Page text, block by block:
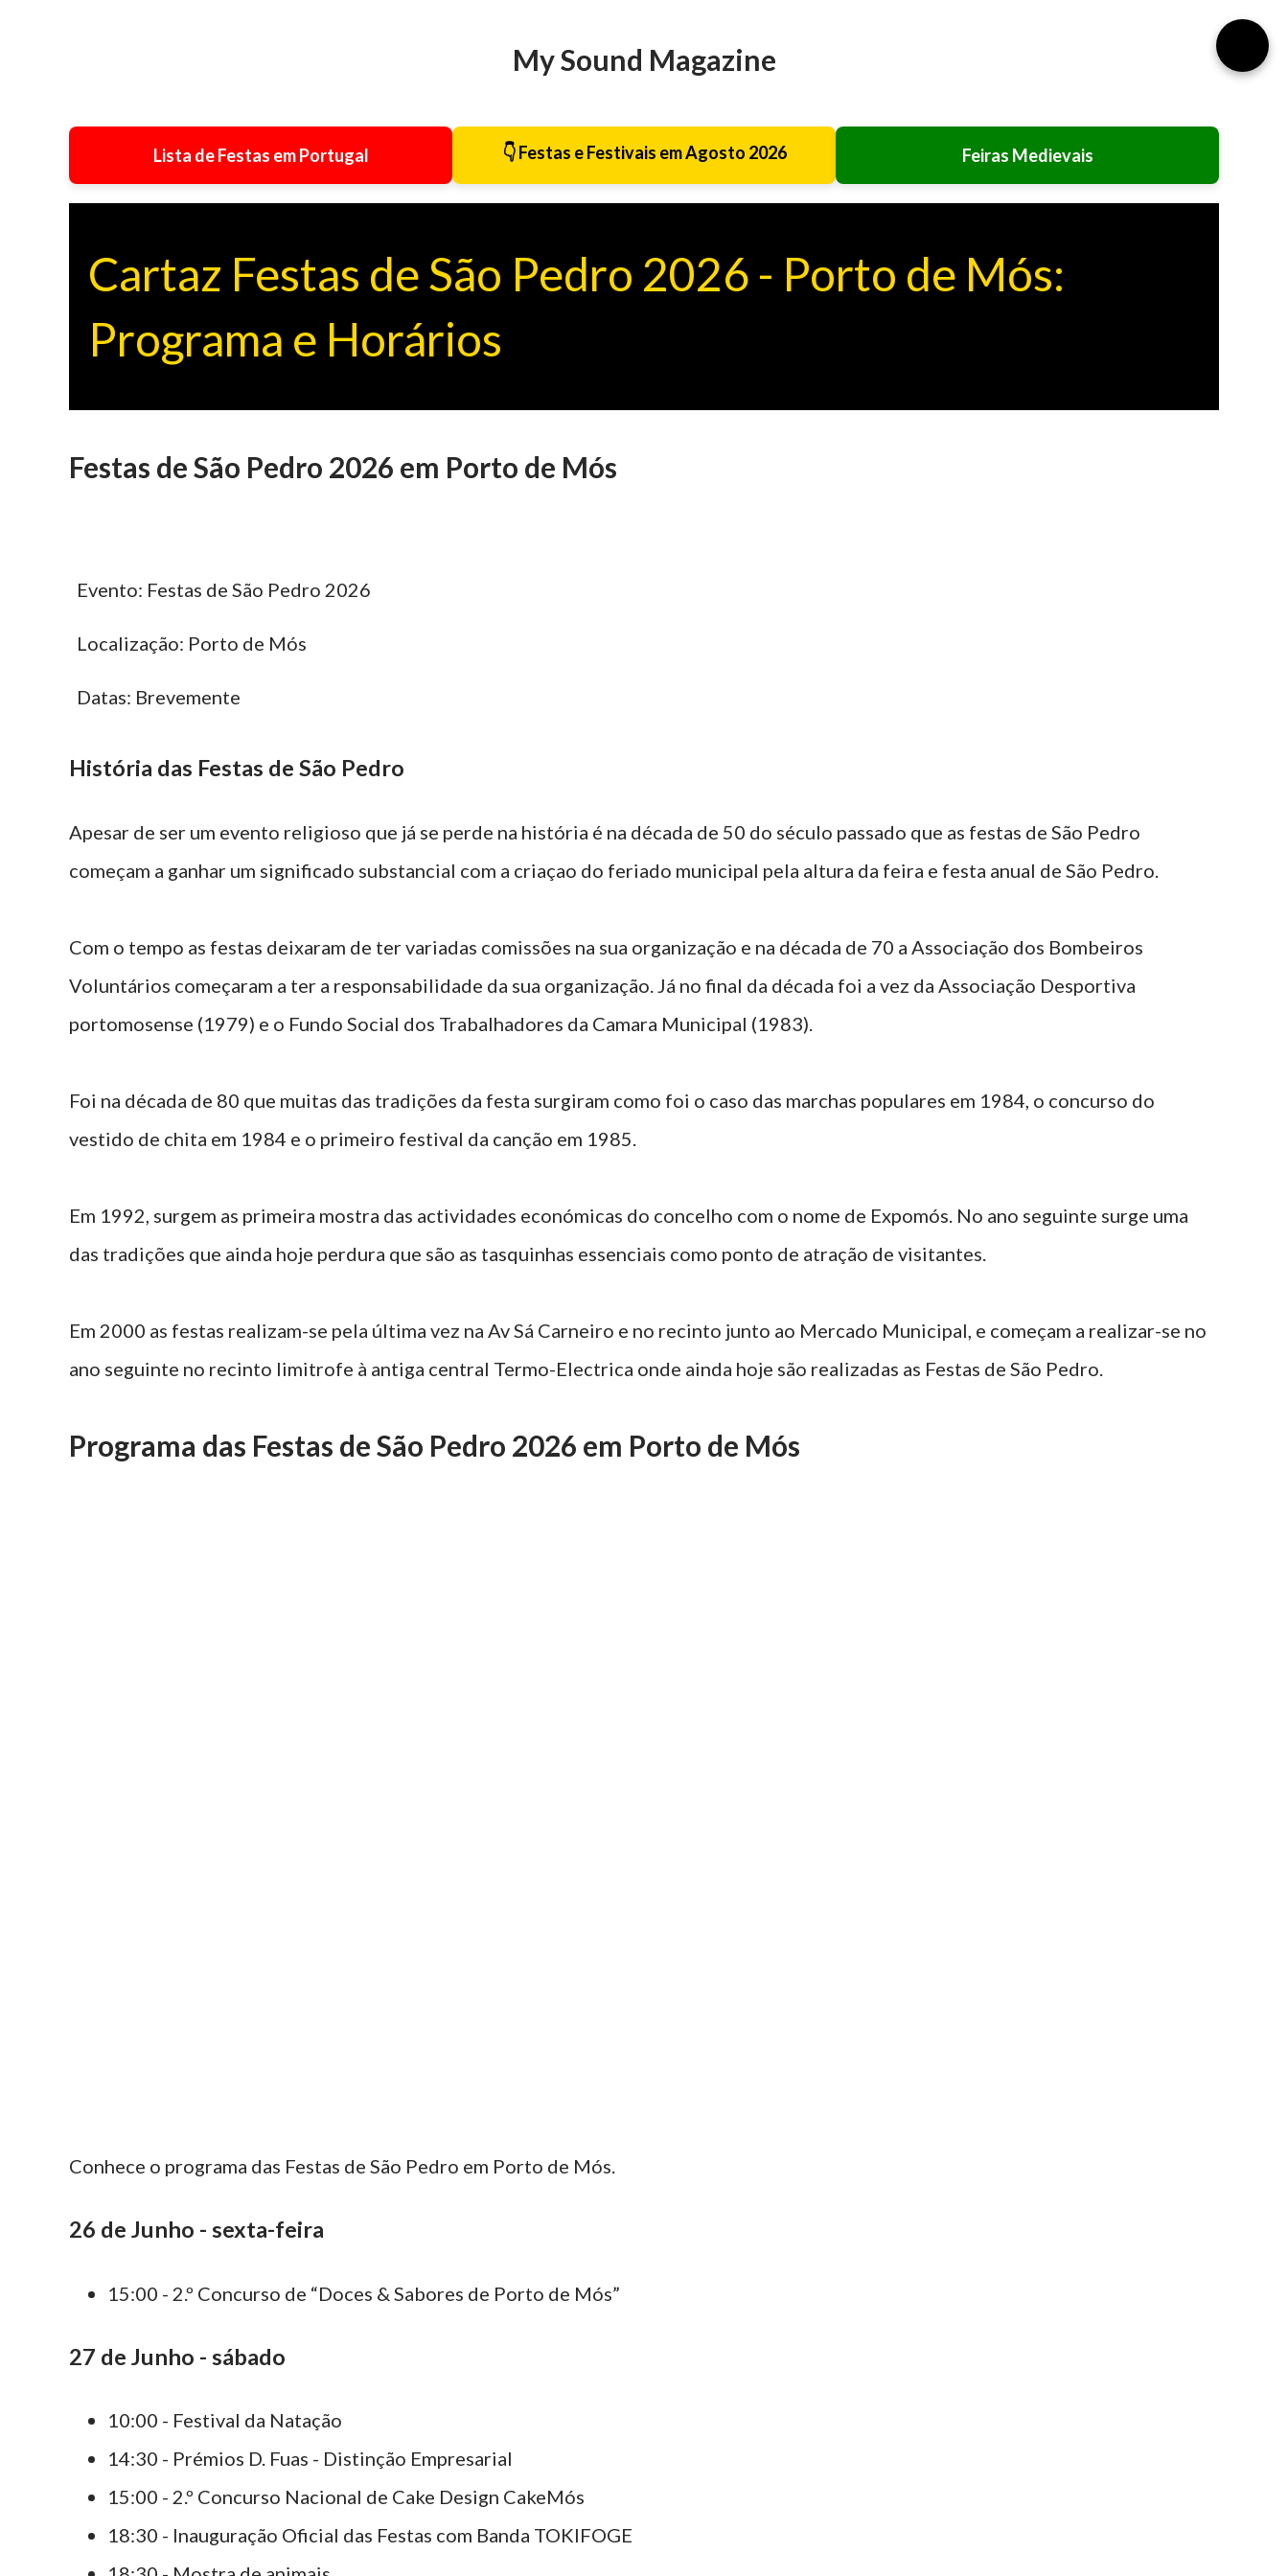
My Sound Magazine
Lista de Festas em Portugal 👇 Festas e Festivais em Agosto 2026 Feiras Medievais
Cartaz Festas de São Pedro 2026 - Porto de Mós:
Programa e Horários
Festas de São Pedro 2026 em Porto de Mós
Evento: Festas de São Pedro 2026
Localização: Porto de Mós
Datas: Brevemente
História das Festas de São Pedro
Apesar de ser um evento religioso que já se perde na história é na década de 50 do século passado que as festas de São Pedro
começam a ganhar um significado substancial com a criaçao do feriado municipal pela altura da feira e festa anual de São Pedro.
Com o tempo as festas deixaram de ter variadas comissões na sua organização e na década de 70 a Associação dos Bombeiros
Voluntários começaram a ter a responsabilidade da sua organização. Já no final da década foi a vez da Associação Desportiva
portomosense (1979) e o Fundo Social dos Trabalhadores da Camara Municipal (1983).
Foi na década de 80 que muitas das tradições da festa surgiram como foi o caso das marchas populares em 1984, o concurso do
vestido de chita em 1984 e o primeiro festival da canção em 1985.
Em 1992, surgem as primeira mostra das actividades económicas do concelho com o nome de Expomós. No ano seguinte surge uma
das tradições que ainda hoje perdura que são as tasquinhas essenciais como ponto de atração de visitantes.
Em 2000 as festas realizam-se pela última vez na Av Sá Carneiro e no recinto junto ao Mercado Municipal, e começam a realizar-se no
ano seguinte no recinto limitrofe à antiga central Termo-Electrica onde ainda hoje são realizadas as Festas de São Pedro.
Programa das Festas de São Pedro 2026 em Porto de Mós
Conhece o programa das Festas de São Pedro em Porto de Mós.
26 de Junho - sexta-feira
15:00 - 2.º Concurso de “Doces & Sabores de Porto de Mós”
27 de Junho - sábado
10:00 - Festival da Natação
14:30 - Prémios D. Fuas - Distinção Empresarial
15:00 - 2.º Concurso Nacional de Cake Design CakeMós
18:30 - Inauguração Oficial das Festas com Banda TOKIFOGE